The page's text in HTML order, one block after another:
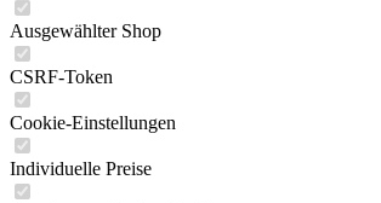
Ausgewählter Shop
CSRF-Token
Cookie-Einstellungen
Individuelle Preise